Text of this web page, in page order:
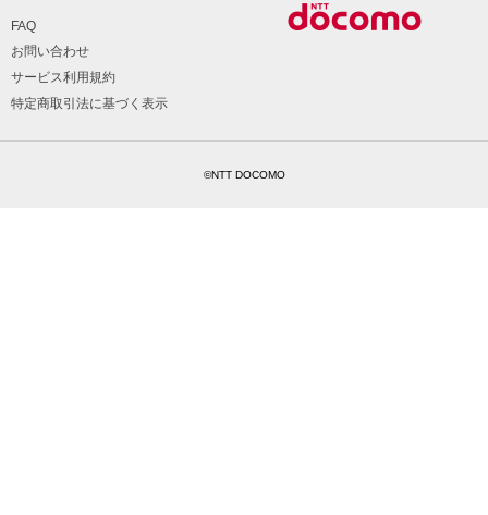
FAQ
お問い合わせ
サービス利用規約
特定商取引法に基づく表示
©NTT DOCOMO